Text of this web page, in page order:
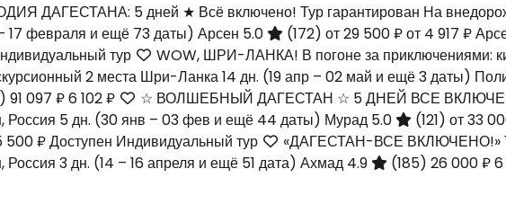
ДАГЕСТАНА: 5 дней ★ Всё включено! Тур гарантирован На
17 февраля и ещё 73 даты) Арсен 5.0 (172) от 29 500 ₽от 4 917 ₽
тур
WOW, ШРИ-ЛАНКА! В погоне за приключениями:
2 места Шри-Ланка14 дн. (19 апр – 02 май и ещё 3 даты)
91 097 ₽6 102 ₽
☆ ВОЛШЕБНЫЙ ДАГЕСТАН ☆ 5 ДНЕЙ ВСЕ
Россия 5 дн. (30 янв – 03 фев и ещё 44 даты) Мурад 5.0 (121) от 33
500 ₽Доступен Индивидуальный тур
«ДАГЕСТАН-ВСЕ ВКЛЮЧЕНО!»
Россия 3 дн. (14 – 16 апреля и ещё 51 дата) Ахмад 4.9 (185) 26 000 ₽